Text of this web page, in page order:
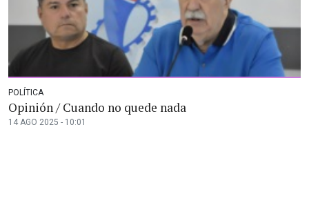
POLÍTICA
Opinión / Cuando no quede nada
14 AGO 2025 - 10:01